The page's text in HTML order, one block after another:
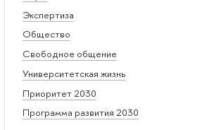
Экспертиза
Общество
Свободное общение
Университетская жизнь
Приоритет 2030
Программа развития 2030